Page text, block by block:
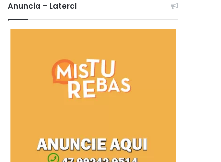
Anuncia – Lateral